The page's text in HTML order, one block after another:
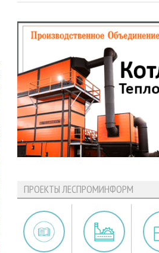
ПРОЕКТЫ ЛЕСПРОМИНФОРМ